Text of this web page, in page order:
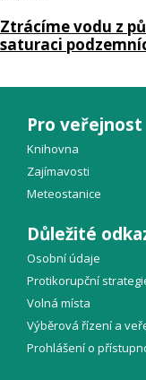
Ztrácíme vodu z
saturaci
Pro veřejnost
Knihovna
Zajímavosti
Meteostanice
Důležité
Osobní údaje
Protikorupční
Volná místa
Výběrová řízení a
Prohlášení o